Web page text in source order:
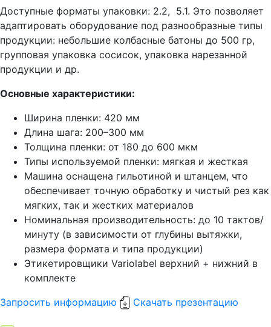
Доступные форматы упаковки: 2.2, 5.1. Это позволяет
адаптировать оборудование под разнообразные типы
продукции: небольшие колбасные батоны до 500 гр,
групповая упаковка сосисок, упаковка нарезанной
продукции и др.
Основные характеристики:
Ширина пленки: 420 мм
Длина шага: 200–300 мм
Толщина пленки: от 180 до 600 мкм
Типы используемой пленки: мягкая и жесткая
Машина оснащена гильотиной и штанцем, что
обеспечивает точную обработку и чистый рез как
мягких, так и жестких материалов
Номинальная производительность: до 10 тактов/
минуту (в зависимости от глубины вытяжки,
размера формата и типа продукции)
Этикетировщики Variolabel верхний + нижний в
комплекте
Запросить информацию
Скачать презентацию